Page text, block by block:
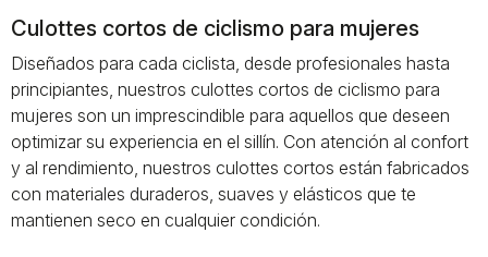
Culottes cortos de ciclismo para mujeres
Diseñados para cada ciclista, desde profesionales hasta
principiantes, nuestros culottes cortos de ciclismo para
mujeres son un imprescindible para aquellos que deseen
optimizar su experiencia en el sillín. Con atención al confort
y al rendimiento, nuestros culottes cortos están fabricados
con materiales duraderos, suaves y elásticos que te
mantienen seco en cualquier condición.